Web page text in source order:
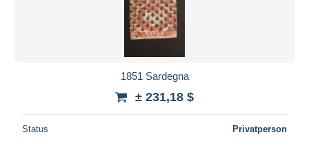
1851 Sardegna
± 231,18 $
Status Privatperson